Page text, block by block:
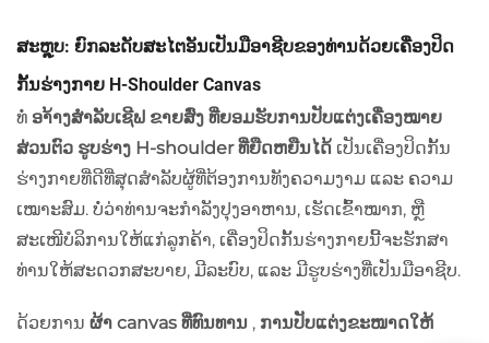
ສະຫຼຸບ: ຍົກລະດັບສະໄຕອັນເປັນມືອາຊີບຂອງທ່ານດ້ວຍເຄື່ອງປິດ
ກັ້ນຮ່າງກາຍ H-Shoulder Canvas
ທໍ່ ອາ້າງສຳລັບເຊີຟ ຂາຍສົ່ງ ທີ່ຍອມຮັບການປັບແຕ່ງເຄື່ອງໝາຍ
ສ່ວນຕົວ ຮູບຮ່າງ H-shoulder ທີ່ຍືດຫຍືນໄດ້ ເປັນເຄື່ອງປິດກັ້ນ
ຮ່າງກາຍທີ່ດີທີ່ສຸດສຳລັບຜູ້ທີ່ຕ້ອງການທັງຄວາມງາມ ແລະ ຄວາມ
ເໝາະສົມ. ບໍ່ວ່າທ່ານຈະກຳລັງປຸງອາຫານ, ເຮັດເຂົ້າໝາກ, ຫຼື
ສະເໜີບໍລິການໃຫ້ແກ່ລູກຄ້າ, ເຄື່ອງປິດກັ້ນຮ່າງກາຍນີ້ຈະຮັກສາ
ທ່ານໃຫ້ສະດວກສະບາຍ, ມີລະບົບ, ແລະ ມີຮູບຮ່າງທີ່ເປັນມືອາຊີບ.
ດ້ວຍການ ຜ້າ canvas ທີ່ທົນທານ , ການປັບແຕ່ງຂະໜາດໃຫ້